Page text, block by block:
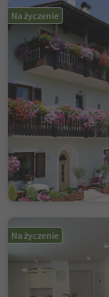
Na życzenie
Na życzenie